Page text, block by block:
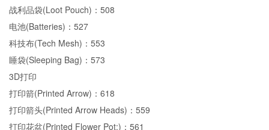
战利品袋(Loot Pouch)：508
电池(Batteries)：527
科技布(Tech Mesh)：553
睡袋(Sleeping Bag)：573
3D打印
打印箭(Printed Arrow)：618
打印箭头(Printed Arrow Heads)：559
打印花盆(Printed Flower Pot:)：561